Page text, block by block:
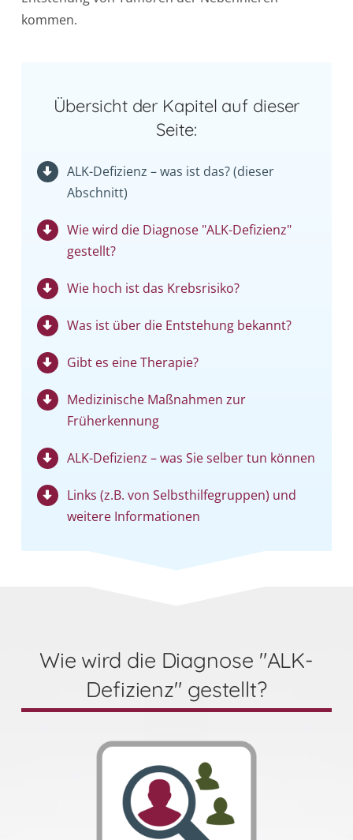
kommen.
Übersicht der Kapitel auf dieser
Seite:
ALK-Defizienz – was ist das? (dieser
Abschnitt)
Wie wird die Diagnose "ALK-Defizienz"
gestellt?
Wie hoch ist das Krebsrisiko?
Was ist über die Entstehung bekannt?
Gibt es eine Therapie?
Medizinische Maßnahmen zur
Früherkennung
ALK-Defizienz – was Sie selber tun können
Links (z.B. von Selbst­hilfe­gruppen) und
weitere Informationen
Wie wird die Diagnose "ALK-
Defizienz" gestellt?